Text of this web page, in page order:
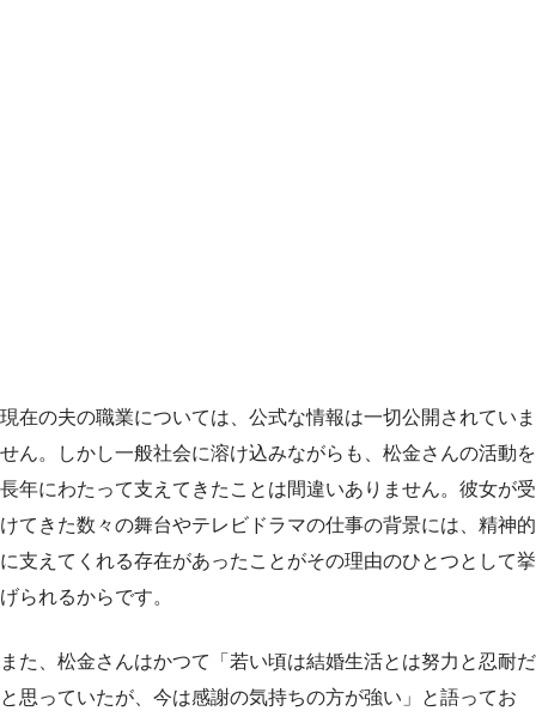
現在の夫の職業については、公式な情報は一切公開されていま
せん。しかし一般社会に溶け込みながらも、松金さんの活動を
長年にわたって支えてきたことは間違いありません。彼女が受
けてきた数々の舞台やテレビドラマの仕事の背景には、精神的
に支えてくれる存在があったことがその理由のひとつとして挙
げられるからです。
また、松金さんはかつて「若い頃は結婚生活とは努力と忍耐だ
と思っていたが、今は感謝の気持ちの方が強い」と語ってお